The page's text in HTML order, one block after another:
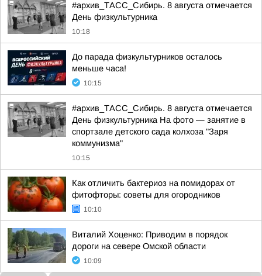
#архив_ТАСС_Сибирь. 8 августа отмечается
День физкультурника
10:18
До парада физкультурников осталось
меньше часа!
10:15
#архив_ТАСС_Сибирь. 8 августа отмечается
День физкультурника На фото — занятие в
спортзале детского сада колхоза "Заря
коммунизма"
10:15
Как отличить бактериоз на помидорах от
фитофторы: советы для огородников
10:10
Виталий Хоценко: Приводим в порядок
дороги на севере Омской области
10:09